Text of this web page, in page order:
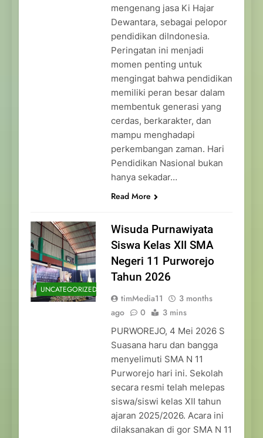
mengenang jasa Ki Hajar
Dewantara, sebagai pelopor
pendidikan diIndonesia.
Peringatan ini menjadi
momen penting untuk
mengingat bahwa pendidikan
memiliki peran besar dalam
membentuk generasi yang
cerdas, berkarakter, dan
mampu menghadapi
perkembangan zaman. Hari
Pendidikan Nasional bukan
hanya sekadar…
Read More
UNCATEGORIZED
Wisuda Purnawiyata
Siswa Kelas XII SMA
Negeri 11 Purworejo
Tahun 2026
timMedia11
3 months
ago
0 3 mins
PURWOREJO, 4 Mei 2026 S
Suasana haru dan bangga
menyelimuti SMA N 11
Purworejo hari ini. Sekolah
secara resmi telah melepas
siswa/siswi kelas XII tahun
ajaran 2025/2026. Acara ini
dilaksanakan di gor SMA N 11